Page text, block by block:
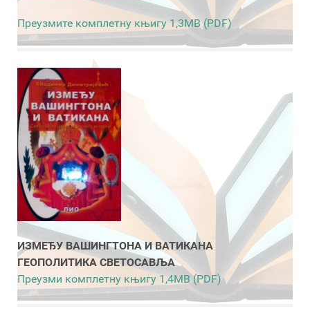
Преузмите комплетну књигу 1,3MB (PDF)
ИЗМЕЂУ ВАШИНГТОНА И ВАТИКАНА
ГЕОПОЛИТИКА СВЕТОСАВЉА
Преузми комплетну књигу 1,4MB (PDF)